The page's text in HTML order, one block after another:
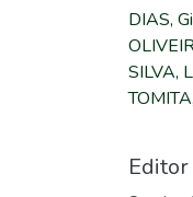
DIAS,
SILVA,
Editor